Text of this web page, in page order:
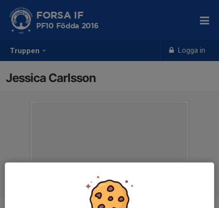
Truppen Logga in
FORSA IF
PF10 Födda 2016
Jessica Carlsson